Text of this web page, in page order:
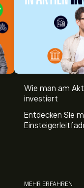
Wie man am
investiert
Entdecken Sie
MEHR ERFAHREN